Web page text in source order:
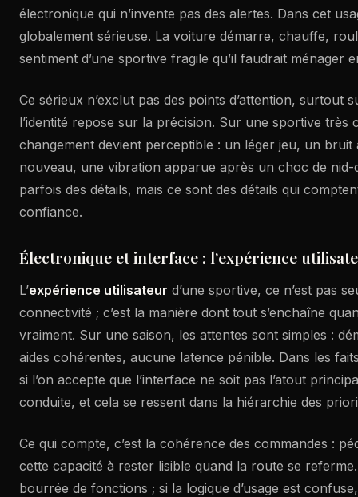
électronique qui n’invente pas des alertes. Dans cet
globalement sérieuse. La voiture démarre, chauffe,
sentiment d’une sportive fragile qu’il faudrait ménager
Ce sérieux n’exclut pas des points d’attention, surtout
l’identité repose sur la précision. Sur une sportive très
changement devient perceptible : un léger jeu, un bruit
nouveau, une vibration apparue après un choc de nid-
parfois des détails, mais ce sont des détails qui
confiance.
Électronique et interface : l’expérience
L’expérience utilisateur d’une sportive, ce n’est pas
connectivité ; c’est la manière dont tout s’enchaîne
vraiment. Sur une saison, les attentes sont simples :
aides cohérentes, aucune latence pénible. Dans les
si l’on accepte que l’interface ne soit pas l’atout
conduite, et cela se ressent dans la hiérarchie des
Ce qui compte, c’est la cohérence des commandes :
cette capacité à rester lisible quand la route se
bourrée de fonctions ; si la logique d’usage est